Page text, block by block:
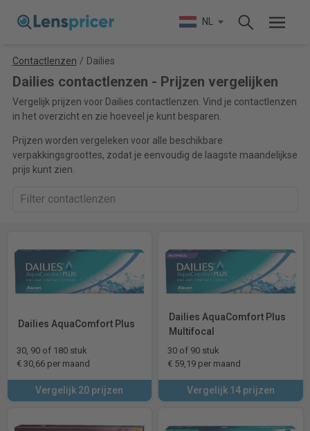
NL
Contactlenzen / Dailies
Dailies contactlenzen - Prijzen vergelijken
Vergelijk prijzen voor Dailies contactlenzen. Vind je contactlenzen
in het overzicht en zie hoeveel je kunt besparen.
Prijzen worden vergeleken voor alle beschikbare
verpakkingsgroottes, zodat je eenvoudig de laagste maandelijkse
prijs kunt zien.
Dailies AquaComfort Plus
30, 90 of 180 stuk
€ 30,66 per maand
Vergelijk 20 prijzen
Dailies AquaComfort Plus
Multifocal
30 of 90 stuk
€ 59,19 per maand
Vergelijk 14 prijzen